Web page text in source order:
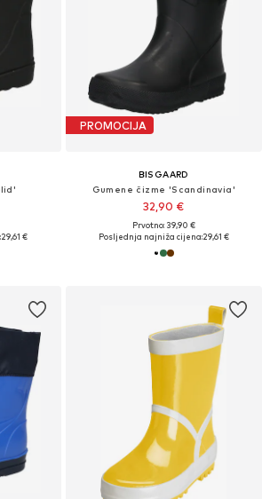
29,61 €
PROMOCIJA
BISGAARD
Gumene čizme 'Scandinavia'
32,90 €
Prvotno: 39,90 €
Posljednja najniža cijena:29,61 €